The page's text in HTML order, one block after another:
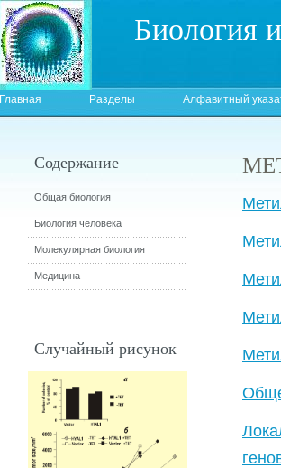
Биология
Главная Разделы Алфавитный
Содержание
Общая биология
Биология человека
Молекулярная биология
Медицина
Случайный рисунок